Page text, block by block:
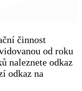
činnost
od roku
naleznete odkaz
odkaz na